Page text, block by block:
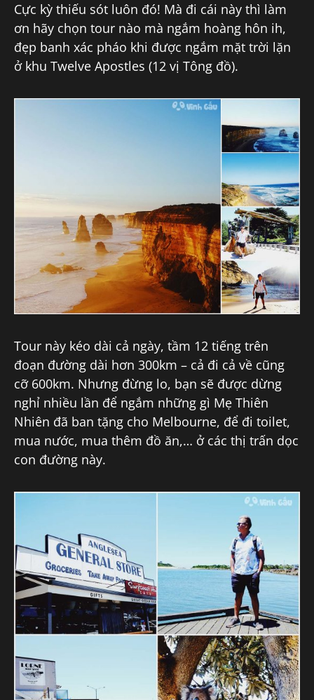
Cực kỳ thiếu sót luôn đó! Mà đi cái này thì làm
ơn hãy chọn tour nào mà ngắm hoàng hôn ih,
đẹp banh xác pháo khi được ngắm mặt trời lặn
ở khu Twelve Apostles (12 vị Tông đồ).
Tour này kéo dài cả ngày, tầm 12 tiếng trên
đoạn đường dài hơn 300km – cả đi cả về cũng
cỡ 600km. Nhưng đừng lo, bạn sẽ được dừng
nghỉ nhiều lần để ngắm những gì Mẹ Thiên
Nhiên đã ban tặng cho Melbourne, để đi toilet,
mua nước, mua thêm đồ ăn,… ở các thị trấn dọc
con đường này.